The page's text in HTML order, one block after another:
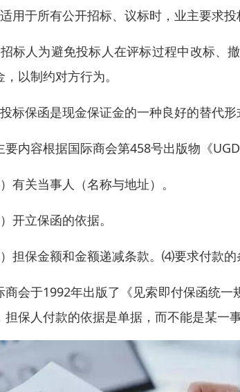
用于所有公开招标、议标时，业主要求投
标人为避免投标人在评标过程中改标、
，以制约对方行为。
标保函是现金保证金的一种良好的替代形
要内容根据国际商会第458号出版物《
）有关当事人（名称与地址）。
）开立保函的依据。
）担保金额和金额递减条款。⑷要求付款的
商会于1992年出版了《见索即付保函统
担保人付款的依据是单据，而不能是某一